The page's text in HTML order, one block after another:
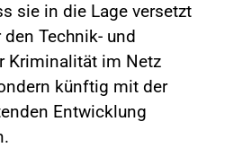
sie in die Lage versetzt
Technik- und
Kriminalität im Netz
künftig mit der
Entwicklung